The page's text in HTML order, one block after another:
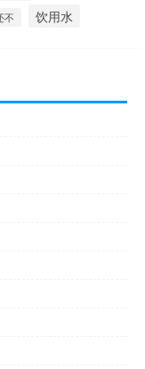
不 饮用水